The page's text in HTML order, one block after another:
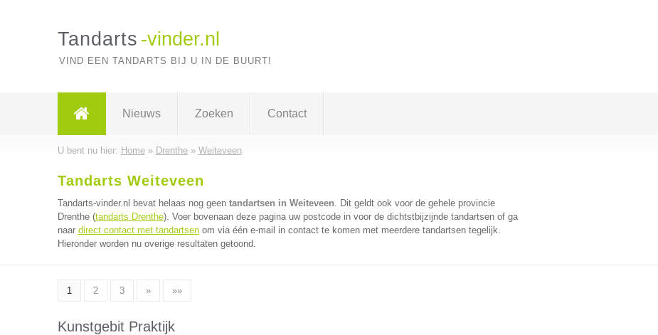
Tandarts -vinder.nl
VIND EEN TANDARTS BIJ U IN DE BUURT!
Nieuws Zoeken Contact
U bent nu hier: Home» Drenthe» Weiteveen
Tandarts Weiteveen
Tandarts-vinder.nl bevat helaas nog geen tandartsen in Weiteveen. Dit geldt ook voor de gehele provincie
Drenthe (tandarts Drenthe). Voer bovenaan deze pagina uw postcode in voor de dichtstbijzijnde tandartsen of ga
naar direct contact met tandartsenom via één e-mail in contact te komen met meerdere tandartsen tegelijk.
Hieronder worden nu overige resultaten getoond.
1 2 3 » »»
Kunstgebit Praktijk